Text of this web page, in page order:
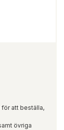
att beställa,
övriga